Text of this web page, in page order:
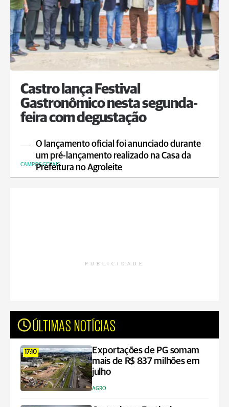
Castro lança Festival
Gastronômico nesta segunda-
feira com degustação
O lançamento oficial foi anunciado durante
um pré-lançamento realizado na Casa da
Prefeitura no Agroleite
CAMPOS GERAIS
PUBLICIDADE
ÚLTIMAS NOTÍCIAS
17:10
Exportações de PG somam
mais de R$ 837 milhões em
julho
AGRO